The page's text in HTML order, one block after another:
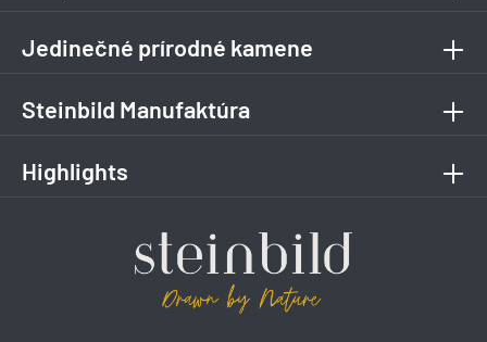
Jedinečné prírodné kamene
Steinbild Manufaktúra
Highlights